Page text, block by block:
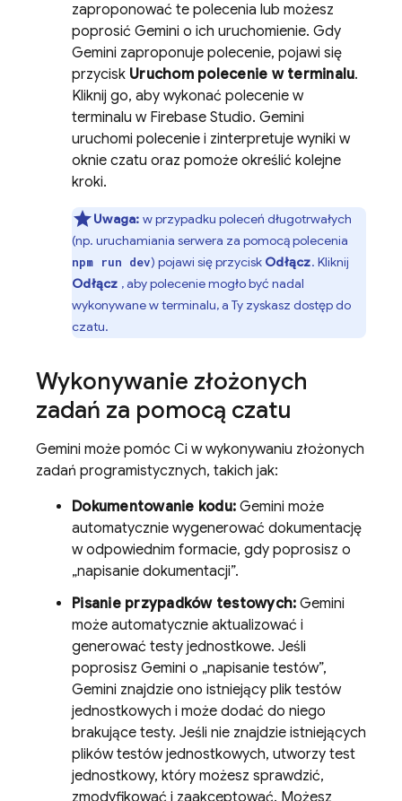
zaproponować te polecenia lub możesz
poprosić Gemini o ich uruchomienie. Gdy
Gemini zaproponuje polecenie, pojawi się
przycisk Uruchom polecenie w terminalu.
Kliknij go, aby wykonać polecenie w
terminalu w Firebase Studio. Gemini
uruchomi polecenie i zinterpretuje wyniki w
oknie czatu oraz pomoże określić kolejne
kroki.
Uwaga: w przypadku poleceń długotrwałych
(np. uruchamiania serwera za pomocą polecenia
npm run dev) pojawi się przycisk Odłącz. Kliknij
Odłącz , aby polecenie mogło być nadal
wykonywane w terminalu, a Ty zyskasz dostęp do
czatu.
Wykonywanie złożonych
zadań za pomocą czatu
Gemini może pomóc Ci w wykonywaniu złożonych
zadań programistycznych, takich jak:
Dokumentowanie kodu: Gemini może
automatycznie wygenerować dokumentację
w odpowiednim formacie, gdy poprosisz o
„napisanie dokumentacji”.
Pisanie przypadków testowych: Gemini
może automatycznie aktualizować i
generować testy jednostkowe. Jeśli
poprosisz Gemini o „napisanie testów”,
Gemini znajdzie ono istniejący plik testów
jednostkowych i może dodać do niego
brakujące testy. Jeśli nie znajdzie istniejących
plików testów jednostkowych, utworzy test
jednostkowy, który możesz sprawdzić,
zmodyfikować i zaakceptować. Możesz